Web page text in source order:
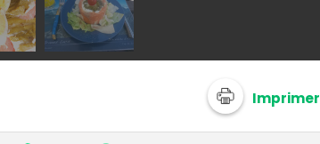
Imprimer